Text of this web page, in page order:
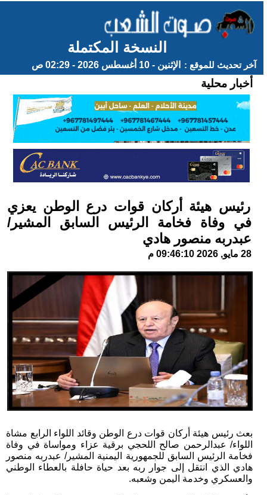
النسخة المكتملة
آخر تحديث للموقع : الإثنين - 10 أغسطس 2026 - 02:29 ص
أخبار محلية
رئيس هيئة أركان قوات درع الوطن يعزي
في وفاة فخامة الرئيس السابق المشير/
عبدربه منصور هادي
28 مايو, 2026 09:46:10 م
بعث رئيس هيئة أركان قوات درع الوطن وقائد اللواء الرابع مشاة
اللواء/ عبدالرحمن صالح اللحجي برقية عزاء ومواساة في وفاة
فخامة الرئيس السابق للجمهورية اليمنية المشير/ عبدربه منصور
هادي الذي انتقل إلى جوار ربه بعد حياة حافلة بالعطاء الوطني
والعسكري وخدمة اليمن وشعبه.